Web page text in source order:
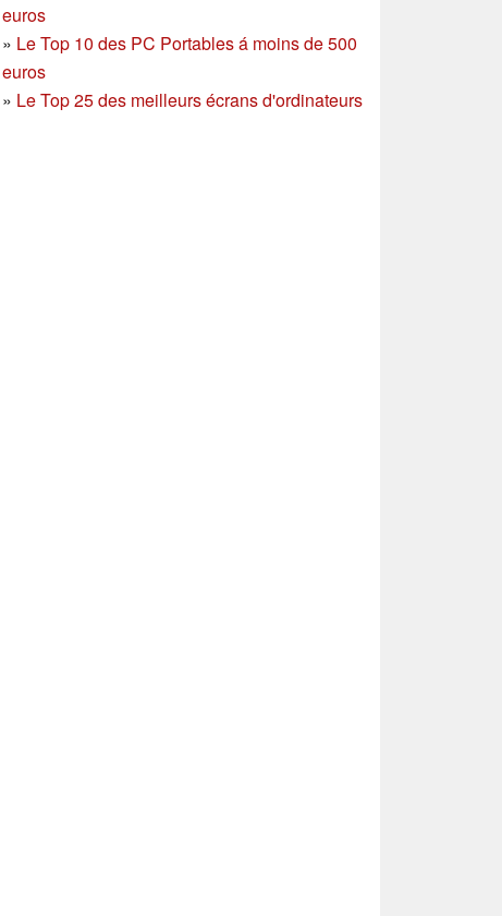
euros
» Le Top 10 des PC Portables á moins de 500
euros
» Le Top 25 des meilleurs écrans d'ordinateurs